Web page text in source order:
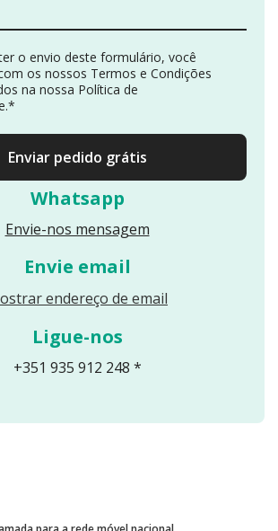
Whatsapp
Envie-nos mensagem
Envie email
endereço de email
Ligue-nos
+351 935 912 248 *
o envio deste formulário, você
os nossos Termos e Condições
na nossa Política de
Enviar pedido grátis